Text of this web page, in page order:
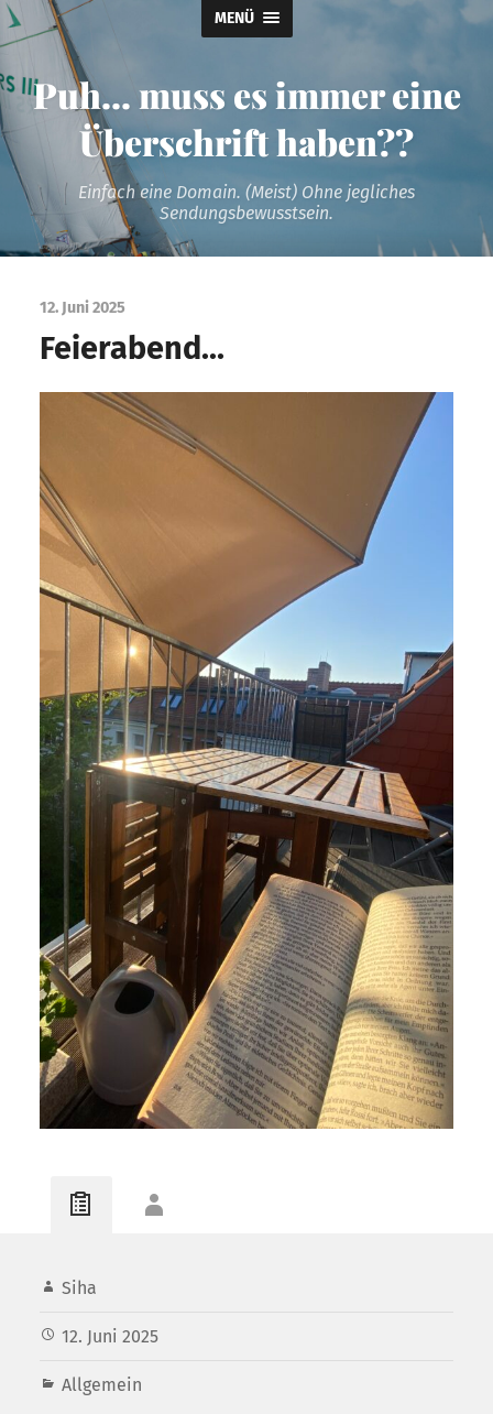
MENÜ
Puh... muss es immer eine
Überschrift haben??
Einfach eine Domain. (Meist) Ohne jegliches
Sendungsbewusstsein.
12. Juni 2025
Feierabend…
Siha
12. Juni 2025
Allgemein